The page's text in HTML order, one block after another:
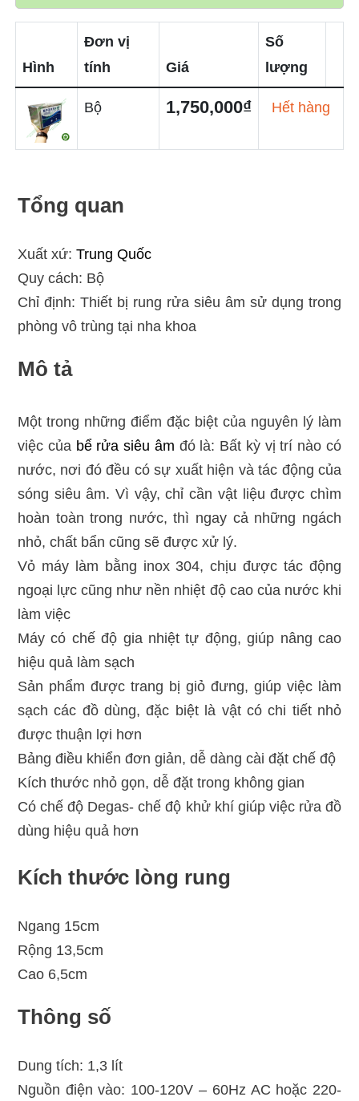
Hình
Đơn vị
tính
Giá
Số
lượng
Bộ 1,750,000₫ Hết hàng
Tổng quan
Xuất xứ: Trung Quốc
Quy cách: Bộ
Chỉ định: Thiết bị rung rửa siêu âm sử dụng trong
phòng vô trùng tại nha khoa
Mô tả
Một trong những điểm đặc biệt của nguyên lý làm
việc của bể rửa siêu âm đó là: Bất kỳ vị trí nào có
nước, nơi đó đều có sự xuất hiện và tác động của
sóng siêu âm. Vì vậy, chỉ cần vật liệu được chìm
hoàn toàn trong nước, thì ngay cả những ngách
nhỏ, chất bẩn cũng sẽ được xử lý.
Vỏ máy làm bằng inox 304, chịu được tác động
ngoại lực cũng như nền nhiệt độ cao của nước khi
làm việc
Máy có chế độ gia nhiệt tự động, giúp nâng cao
hiệu quả làm sạch
Sản phẩm được trang bị giỏ đưng, giúp việc làm
sạch các đồ dùng, đặc biệt là vật có chi tiết nhỏ
được thuận lợi hơn
Bảng điều khiển đơn giản, dễ dàng cài đặt chế độ
Kích thước nhỏ gọn, dễ đặt trong không gian
Có chế độ Degas- chế độ khử khí giúp việc rửa đồ
dùng hiệu quả hơn
Kích thước lòng rung
Ngang 15cm
Rộng 13,5cm
Cao 6,5cm
Thông số
Dung tích: 1,3 lít
Nguồn điện vào: 100-120V – 60Hz AC hoặc 220-